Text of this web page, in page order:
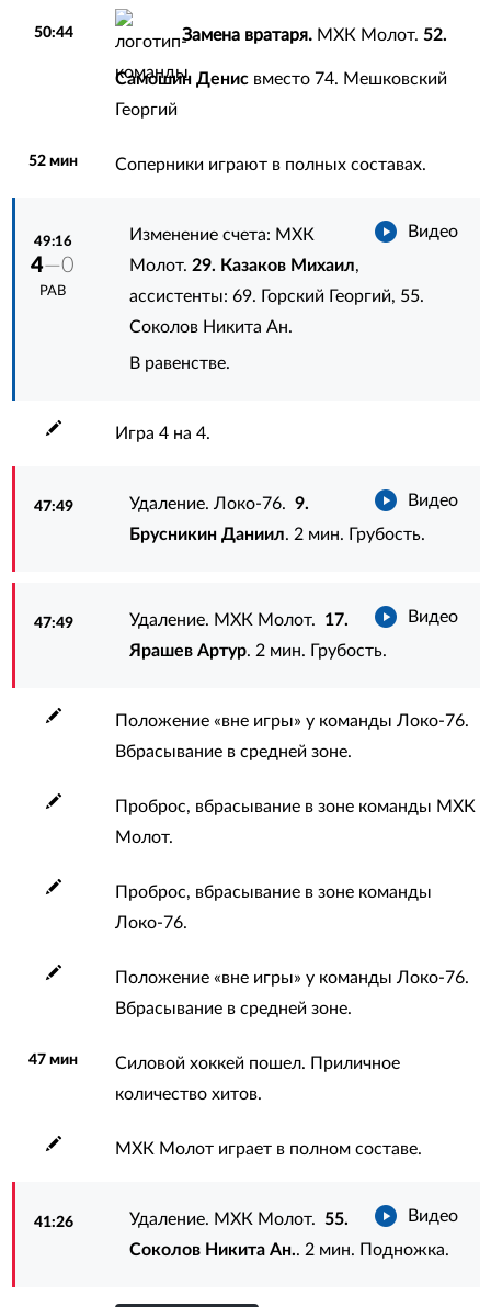
50:44 Замена вратаря.МХК Молот. 52.
Самошин Денисвместо 74. Мешковский
Георгий
52 мин Соперники играют в полных составах.
49:16
4—0
РАВ
Видео
Изменение счета: МХК
Молот.29. Казаков Михаил,
ассистенты:69. Горский Георгий, 55.
Соколов Никита Ан.
В равенстве.
Игра 4 на 4.
47:49 Видео
Удаление. Локо-76.9.
Брусникин Даниил. 2 мин. Грубость.
47:49 Видео
Удаление. МХК Молот. 17.
Ярашев Артур. 2 мин. Грубость.
Положение «вне игры» у команды Локо-76.
Вбрасывание в средней зоне.
Проброс, вбрасывание в зоне команды МХК
Молот.
Проброс, вбрасывание в зоне команды
Локо-76.
Положение «вне игры» у команды Локо-76.
Вбрасывание в средней зоне.
47 мин
Силовой хоккей пошел. Приличное
количество хитов.
МХК Молот играет в полном составе.
41:26 Видео
Удаление. МХК Молот.55.
Соколов Никита Ан.. 2 мин. Подножка.